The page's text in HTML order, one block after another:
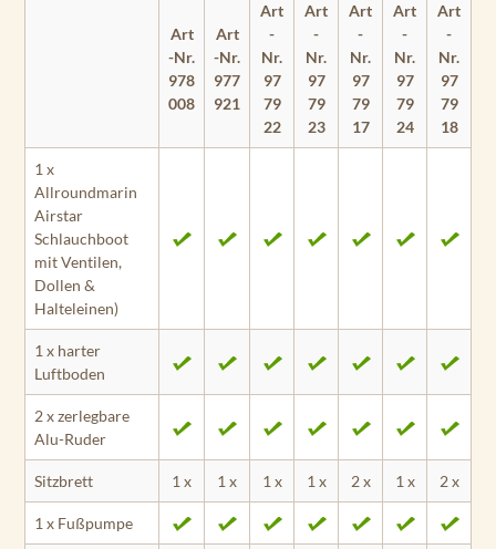
Art
-Nr.
978
008
Art
-Nr.
977
921
Art
-
Nr.
97
79
22
Art
-
Nr.
97
79
23
Art
-
Nr.
97
79
17
Art
-
Nr.
97
79
24
Art
-
Nr.
97
79
18
1 x
Allroundmarin
Airstar
Schlauchboot
mit Ventilen,
Dollen &
Halteleinen)
1 x harter
Luftboden
2 x zerlegbare
Alu-Ruder
Sitzbrett 1 x 1 x 1 x 1 x 2 x 1 x 2 x
1 x Fußpumpe